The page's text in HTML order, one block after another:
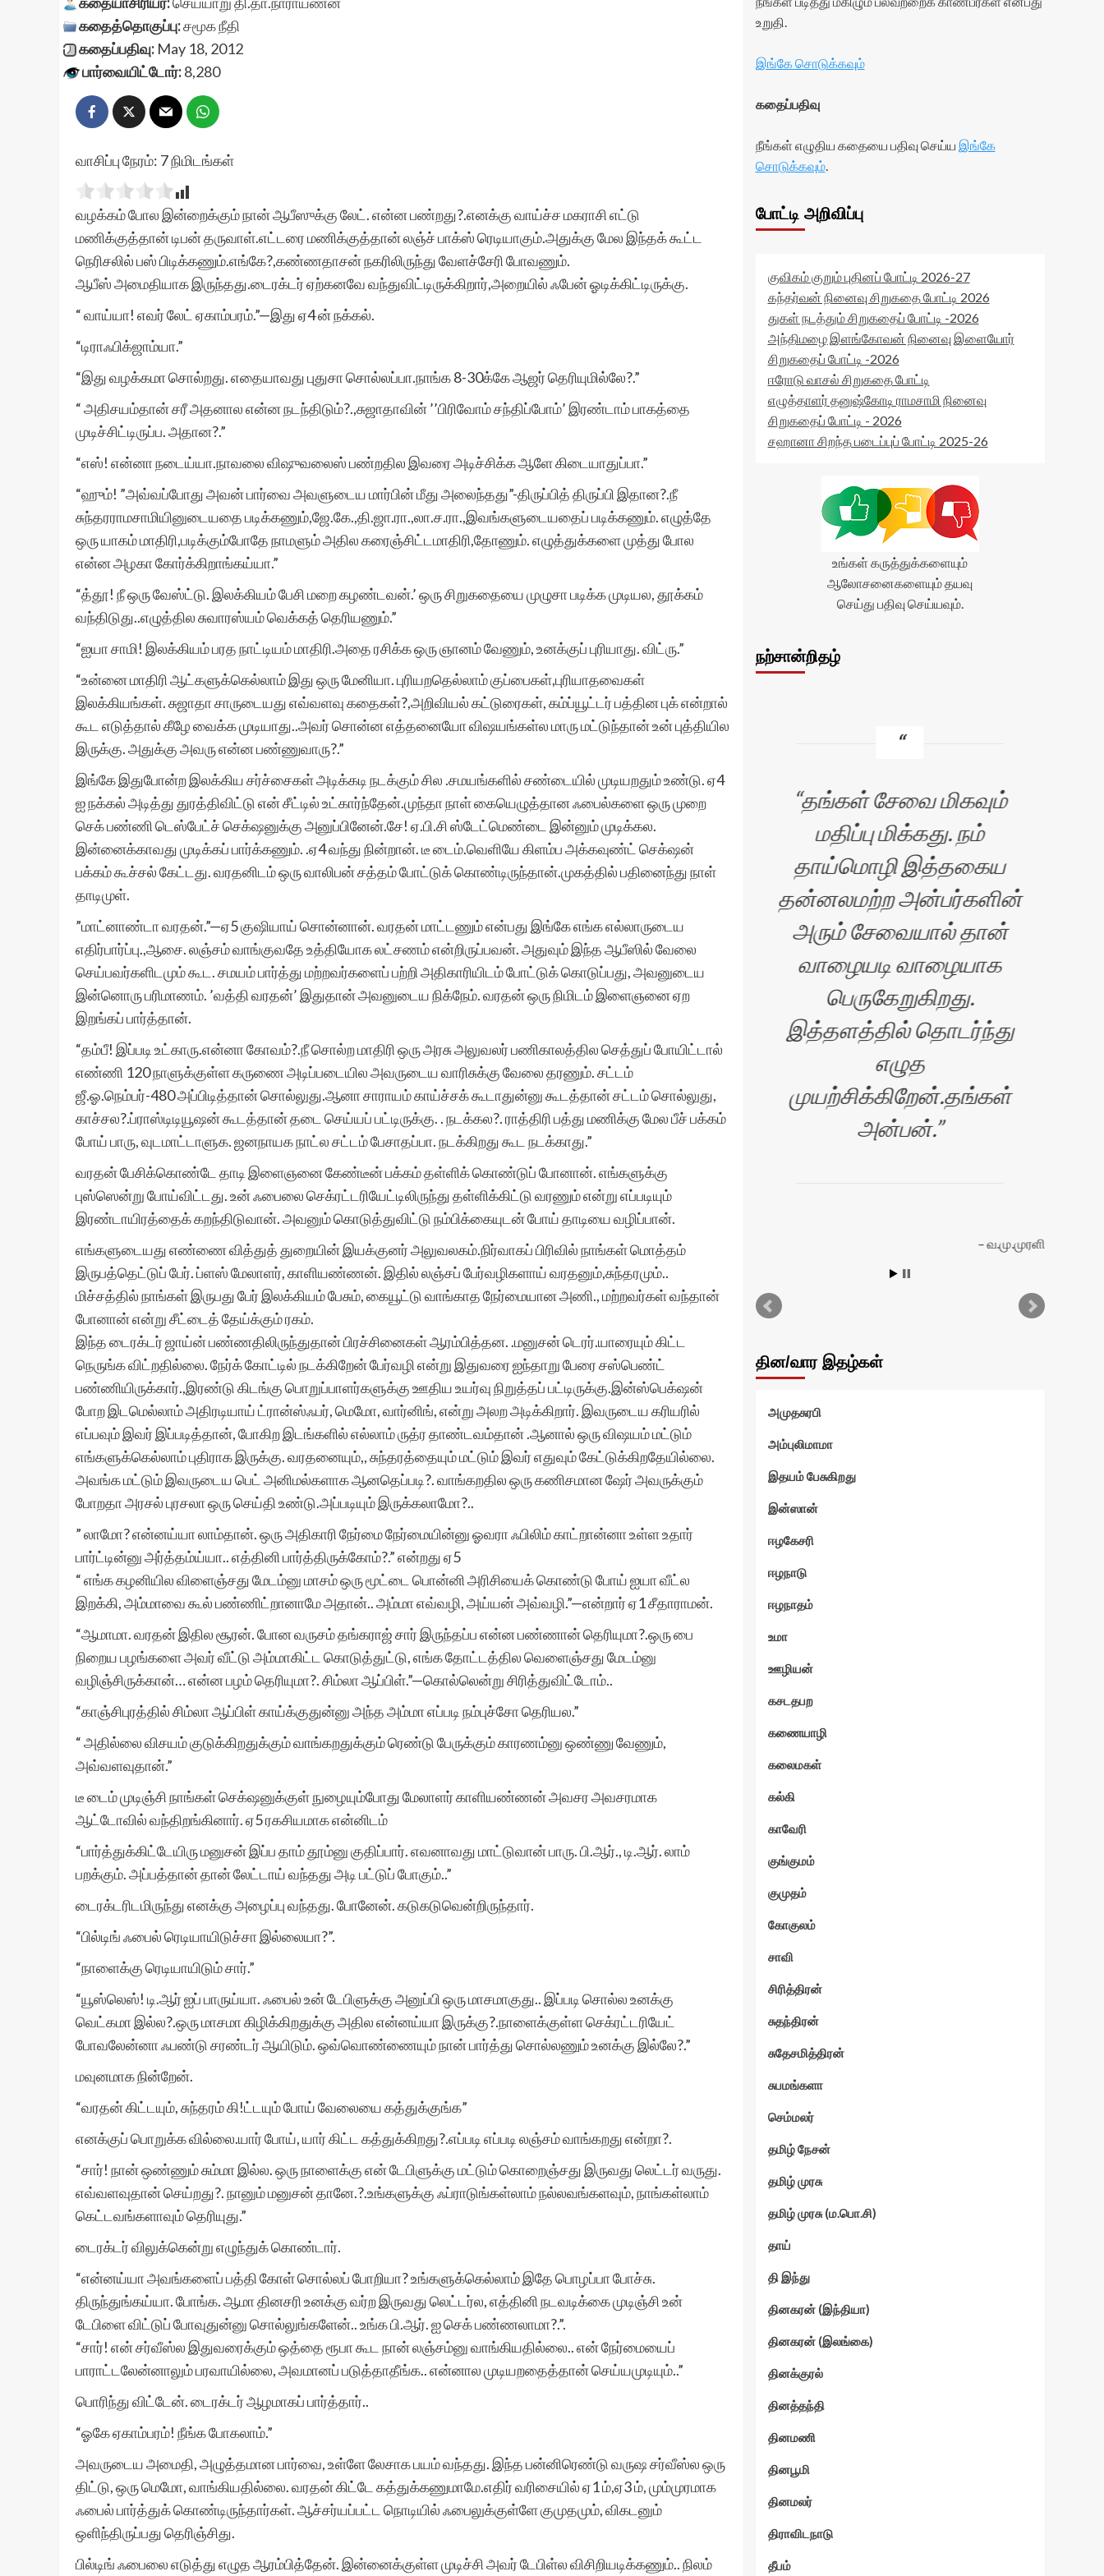
கதைத்தொகுப்பு:சமூக நீதி
கதைப்பதிவு: May 18, 2012
பார்வையிட்டோர்:8,280
வாசிப்பு நேரம்: 7நிமிடங்கள்
வழக்கம் போல இன்றைக்கும் நான் ஆபீஸுக்கு லேட். என்ன பண்றது?.எனக்கு வாய்ச்ச மகராசி எட்டு
மணிக்குத்தான் டிபன் தருவாள்.எட்டரை மணிக்குத்தான் லஞ்ச் பாக்ஸ் ரெடியாகும்.அதுக்கு மேல இந்தக் கூட்ட
நெரிசலில் பஸ் பிடிக்கணும்.எங்கே?,கண்ணதாசன் நகரிலிருந்து வேளச்சேரி போவணும்.
ஆபீஸ் அமைதியாக இருந்தது.டைரக்டர் ஏற்கனவே வந்துவிட்டிருக்கிறார்,அறையில் ஃபேன் ஓடிக்கிட்டிருக்கு.
“ வாய்யா! எவர் லேட் ஏகாம்பரம்.”—இது ஏ4 ன் நக்கல்.
“டிராஃபிக்ஜாம்யா.”
“இது வழக்கமா சொல்றது. எதையாவது புதுசா சொல்லப்பா.நாங்க 8-30க்கே ஆஜர் தெரியுமில்லே?.”
“ அதிசயம்தான் சரீ அதனால என்ன நடந்திடும்?.,சுஜாதாவின் ’’பிரிவோம் சந்திப்போம்’ இரண்டாம் பாகத்தை
முடிச்சிட்டிருப்ப. அதான?.”
“எஸ்! என்னா நடைய்யா.நாவலை விஷுவலைஸ் பண்றதில இவரை அடிச்சிக்க ஆளே கிடையாதுப்பா.”
“ஹும்! ”அவ்வப்போது அவன் பார்வை அவளுடைய மார்பின் மீது அலைந்தது”-திருப்பித் திருப்பி இதான?.நீ
சுந்தரராமசாமியினுடையதை படிக்கணும்,ஜே.கே.,தி.ஜா.ரா.,லா.ச.ரா.,இவங்களுடையதைப் படிக்கணும். எழுத்தே
ஒரு யாகம் மாதிரி,படிக்கும்போதே நாமளும் அதில கரைஞ்சிட்டமாதிரி,தோணும். எழுத்துக்களை முத்து போல
என்ன அழகா கோர்க்கிறாங்கய்யா.”
“த்தூ! நீ ஒரு வேஸ்ட்டு. இலக்கியம் பேசி மறை கழண்டவன்.’ ஒரு சிறுகதையை முழுசா படிக்க முடியல, தூக்கம்
வந்திடுது..எழுத்தில சுவாரஸ்யம் வெக்கத் தெரியணும்.”
“ஐயா சாமி! இலக்கியம் பரத நாட்டியம் மாதிரி.அதை ரசிக்க ஒரு ஞானம் வேணும், உனக்குப் புரியாது. விட்ரு.”
“உன்னை மாதிரி ஆட்களுக்கெல்லாம் இது ஒரு மேனியா. புரியறதெல்லாம் குப்பைகள்,புரியாதவைகள்
இலக்கியங்கள். சுஜாதா சாருடையது எவ்வளவு கதைகள்?,அறிவியல் கட்டுரைகள், கம்ப்யூட்டர் பத்தின புக் என்றால்
கூட எடுத்தால் கீழே வைக்க முடியாது..அவர் சொன்ன எத்தனையோ விஷயங்கள்ல மாரு மட்டுந்தான் உன் புத்தியில
இருக்கு. அதுக்கு அவரு என்ன பண்ணுவாரு?.”
இங்கே இதுபோன்ற இலக்கிய சர்ச்சைகள் அடிக்கடி நடக்கும் சில .சமயங்களில் சண்டையில் முடியறதும் உண்டு. ஏ4
ஐ நக்கல் அடித்து துரத்திவிட்டு என் சீட்டில் உட்கார்ந்தேன்.முந்தா நாள் கையெழுத்தான ஃபைல்களை ஒரு முறை
செக் பண்ணி டெஸ்பேட்ச் செக்‌ஷனுக்கு அனுப்பினேன்.சே! ஏ.பி.சி ஸ்டேட்மெண்டை இன்னும் முடிக்கல.
இன்னைக்காவது முடிக்கப் பார்க்கணும். .ஏ4 வந்து நின்றான். டீ டைம்.வெளியே கிளம்ப அக்கவுண்ட் செக்‌ஷன்
பக்கம் கூச்சல் கேட்டது. வரதனிடம் ஒரு வாலிபன் சத்தம் போட்டுக் கொண்டிருந்தான்.முகத்தில் பதினைந்து நாள்
தாடிமுள்.
”மாட்னாண்டா வரதன்.”—ஏ5 குஷியாய் சொன்னான். வரதன் மாட்டணும் என்பது இங்கே எங்க எல்லாருடைய
எதிர்பார்ப்பு.,ஆசை. லஞ்சம் வாங்குவதே உத்தியோக லட்சணம் என்றிருப்பவன். அதுவும் இந்த ஆபீஸில் வேலை
செய்பவர்களிடமும் கூட. சமயம் பார்த்து மற்றவர்களைப் பற்றி அதிகாரியிடம் போட்டுக் கொடுப்பது, அவனுடைய
இன்னொரு பரிமாணம். ’வத்தி வரதன்’ இதுதான் அவனுடைய நிக்நேம். வரதன் ஒரு நிமிடம் இளைஞனை ஏற
இறங்கப் பார்த்தான்.
“தம்பீ! இப்படி உட்காரு.என்னா கோவம்?.நீ சொல்ற மாதிரி ஒரு அரசு அலுவலர் பணிகாலத்தில செத்துப் போயிட்டால்
எண்ணி 120 நாளுக்குள்ள கருணை அடிப்படையில அவருடைய வாரிசுக்கு வேலை தரணும். சட்டம்
ஜீ.ஓ.நெம்பர்-480 அப்பிடித்தான் சொல்லுது.ஆனா சாராயம் காய்ச்சக் கூடாதுன்னு கூடத்தான் சட்டம் சொல்லுது,
காச்சல?.ப்ராஸ்டிடியூஷன் கூடத்தான் தடை செய்யப் பட்டிருக்கு. . நடக்கல?. ராத்திரி பத்து மணிக்கு மேல பீச் பக்கம்
போய் பாரு, வுடமாட்டாளுக. ஜனநாயக நாட்ல சட்டம் பேசாதப்பா. நடக்கிறது கூட நடக்காது.”
வரதன் பேசிக்கொண்டே தாடி இளைஞனை கேண்டீன் பக்கம் தள்ளிக் கொண்டுப் போனான். எங்களுக்கு
புஸ்ஸென்று போய்விட்டது. உன் ஃபைலை செக்ரட்டரியேட்டிலிருந்து தள்ளிக்கிட்டு வரணும் என்று எப்படியும்
இரண்டாயிரத்தைக் கறந்திடுவான். அவனும் கொடுத்துவிட்டு நம்பிக்கையுடன் போய் தாடியை வழிப்பான்.
எங்களுடையது எண்ணை வித்துத் துறையின் இயக்குனர் அலுவலகம்.நிர்வாகப் பிரிவில் நாங்கள் மொத்தம்
இருபத்தெட்டுப் பேர். ப்ளஸ் மேலாளர், காளியண்ணன். இதில் லஞ்சப் பேர்வழிகளாய் வரதனும்,சுந்தரமும்..
மிச்சத்தில் நாங்கள் இருபது பேர் இலக்கியம் பேசும், கையூட்டு வாங்காத நேர்மையான அணி., மற்றவர்கள் வந்தான்
போனான் என்று சீட்டைத் தேய்க்கும் ரகம்.
இந்த டைரக்டர் ஜாய்ன் பண்ணதிலிருந்துதான் பிரச்சினைகள் ஆரம்பித்தன. .மனுசன் டெரர்.யாரையும் கிட்ட
நெருங்க விட்றதில்லை. நேர்க் கோட்டில் நடக்கிறேன் பேர்வழி என்று இதுவரை ஐந்தாறு பேரை சஸ்பெண்ட்
பண்ணியிருக்கார்.,இரண்டு கிடங்கு பொறுப்பாளர்களுக்கு ஊதிய உயர்வு நிறுத்தப் பட்டிருக்கு.இன்ஸ்பெக்‌ஷன்
போற இடமெல்லாம் அதிரடியாய் ட்ரான்ஸ்ஃபர், மெமோ, வார்னிங், என்று அலற அடிக்கிறார். இவருடைய கரியரில்
எப்பவும் இவர் இப்படித்தான், போகிற இடங்களில் எல்லாம் ருத்ர தாண்டவம்தான் .ஆனால் ஒரு விஷயம் மட்டும்
எங்களுக்கெல்லாம் புதிராக இருக்கு. வரதனையும்,, சுந்தரத்தையும் மட்டும் இவர் எதுவும் கேட்டுக்கிறதேயில்லை.
அவங்க மட்டும் இவருடைய பெட் அனிமல்களாக ஆனதெப்படி?. வாங்கறதில ஒரு கணிசமான ஷேர் அவருக்கும்
போறதா அரசல் புரசலா ஒரு செய்தி உண்டு.அப்படியும் இருக்கலாமோ?..
” லாமோ? என்னய்யா லாம்தான். ஒரு அதிகாரி நேர்மை நேர்மையின்னு ஓவரா ஃபிலிம் காட்றான்னா உள்ள உதார்
பார்ட்டின்னு அர்த்தம்ய்யா.. எத்தினி பார்த்திருக்கோம்?.” என்றது ஏ5
“ எங்க கழனியில விளைஞ்சது மேடம்னு மாசம் ஒரு மூட்டை பொன்னி அரிசியைக் கொண்டு போய் ஐயா வீட்ல
இறக்கி, அம்மாவை கூல் பண்ணிட்றானாமே அதான்.. அம்மா எவ்வழி, அய்யன் அவ்வழி.”—என்றார் ஏ1 சீதாராமன்.
“ஆமாமா. வரதன் இதில சூரன். போன வருசம் தங்கராஜ் சார் இருந்தப்ப என்ன பண்ணான் தெரியுமா?.ஒரு பை
நிறைய பழங்களை அவர் வீட்டு அம்மாகிட்ட கொடுத்துட்டு, எங்க தோட்டத்தில வெளைஞ்சது மேடம்னு
வழிஞ்சிருக்கான்… என்ன பழம் தெரியுமா?. சிம்லா ஆப்பிள்.”—கொல்லென்று சிரித்துவிட்டோம்..
“காஞ்சிபுரத்தில் சிம்லா ஆப்பிள் காய்க்குதுன்னு அந்த அம்மா எப்படி நம்புச்சோ தெரியல.”
“ அதில்லை விசயம் குடுக்கிறதுக்கும் வாங்கறதுக்கும் ரெண்டு பேருக்கும் காரணம்னு ஒண்ணு வேணும்,
அவ்வளவுதான்.”
டீ டைம் முடிஞ்சி நாங்கள் செக்‌ஷனுக்குள் நுழையும்போது மேலாளர் காளியண்ணன் அவசர அவசரமாக
ஆட்டோவில் வந்திறங்கினார். ஏ5 ரகசியமாக என்னிடம்
“பார்த்துக்கிட்டேயிரு மனுசன் இப்ப தாம் தூம்னு குதிப்பார். எவனாவது மாட்டுவான் பாரு. பி.ஆர்., டி.ஆர். லாம்
பறக்கும். அப்பத்தான் தான் லேட்டாய் வந்தது அடி பட்டுப் போகும்..”
டைரக்டரிடமிருந்து எனக்கு அழைப்பு வந்தது. போனேன். கடுகடுவென்றிருந்தார்.
“பில்டிங் ஃபைல் ரெடியாயிடுச்சா இல்லையா?”.
“நாளைக்கு ரெடியாயிடும் சார்.”
“யூஸ்லெஸ்! டி.ஆர் ஐப் பாருய்யா. ஃபைல் உன் டேபிளுக்கு அனுப்பி ஒரு மாசமாகுது.. இப்படி சொல்ல உனக்கு
வெட்கமா இல்ல?.ஒரு மாசமா கிழிக்கிறதுக்கு அதில என்னய்யா இருக்கு?.நாளைக்குள்ள செக்ரட்டரியேட்
போவலேன்னா ஃபண்டு சரண்டர் ஆயிடும். ஒவ்வொண்ணையும் நான் பார்த்து சொல்லணும் உனக்கு இல்லே?.”
மவுனமாக நின்றேன்.
“வரதன் கிட்டயும், சுந்தரம் கி!ட்டயும் போய் வேலையை கத்துக்குங்க”
எனக்குப் பொறுக்க வில்லை.யார் போய், யார் கிட்ட கத்துக்கிறது?.எப்படி எப்படி லஞ்சம் வாங்கறது என்றா?.
“சார்! நான் ஒண்ணும் சும்மா இல்ல. ஒரு நாளைக்கு என் டேபிளுக்கு மட்டும் கொறைஞ்சது இருவது லெட்டர் வருது.
எவ்வளவுதான் செய்றது?. நானும் மனுசன் தானே.?.உங்களுக்கு ஃப்ராடுங்கள்லாம் நல்லவங்களவும், நாங்கள்லாம்
கெட்டவங்களாவும் தெரியுது.”
டைரக்டர் விலுக்கென்று எழுந்துக் கொண்டார்.
“என்னய்யா அவங்களைப் பத்தி கோள் சொல்லப் போறியா? உங்களுக்கெல்லாம் இதே பொழப்பா போச்சு.
திருந்துங்கய்யா. போங்க. ஆமா தினசரி உனக்கு வர்ற இருவது லெட்டர்ல, எத்தினி நடவடிக்கை முடிஞ்சி உன்
டேபிளை விட்டுப் போவுதுன்னு சொல்லுங்களேன்.. உங்க பி.ஆர். ஐ செக் பண்ணலாமா?.”.
“சார்! என் சர்வீஸ்ல இதுவரைக்கும் ஒத்தை ரூபா கூட நான் லஞ்சம்னு வாங்கியதில்லை.. என் நேர்மையைப்
பாராட்டலேன்னாலும் பரவாயில்லை, அவமானப் படுத்தாதீங்க.. என்னால முடியறதைத்தான் செய்யமுடியும்..”
பொரிந்து விட்டேன். டைரக்டர் ஆழமாகப் பார்த்தார்..
“ஓகே ஏகாம்பரம்! நீங்க போகலாம்.”
அவருடைய அமைதி, அழுத்தமான பார்வை, உள்ளே லேசாக பயம் வந்தது. இந்த பன்னிரெண்டு வருஷ சர்வீஸ்ல ஒரு
திட்டு, ஒரு மெமோ, வாங்கியதில்லை. வரதன் கிட்டே கத்துக்கணுமாமே.எதிர் வரிசையில் ஏ1 ம்,ஏ3 ம், மும்முரமாக
ஃபைல் பார்த்துக் கொண்டிருந்தார்கள். ஆச்சர்யப்பட்ட நொடியில் ஃபைலுக்குள்ளே குமுதமும், விகடனும்
ஒளிந்திருப்பது தெரிஞ்சிது.
பில்டிங் ஃபைலை எடுத்து எழுத ஆரம்பித்தேன். இன்னைக்குள்ள முடிச்சி அவர் டேபிள்ல விசிறியடிக்கணும்.. நிலம்
உறுதி.
இங்கே சொடுக்கவும்
கதைப்பதிவு
நீங்கள் எழுதிய கதையை பதிவு செய்ய இங்கே
சொடுக்கவும்.
போட்டி அறிவிப்பு
குவிகம் குறும் புதினப் போட்டி 2026-27
கந்தர்வன் நினைவு சிறுகதை போட்டி 2026
துகள் நடத்தும் சிறுகதைப் போட்டி -2026
அந்திமழை இளங்கோவன் நினைவு இளையோர்
சிறுகதைப் போட்டி -2026
ஈரோடு வாசல் சிறுகதை போட்டி
எழுத்தாளர் தனுஷ்கோடி ராமசாமி நினைவு
சிறுகதைப் போட்டி - 2026
சஹானா சிறந்த படைப்புப் போட்டி 2025-26
உங்கள் கருத்துக்களையும்
ஆலோசனைகளையும் தயவு
செய்து பதிவு செய்யவும்.
நற்சான்றிதழ்
உலகில் அற்புதங்கள்
எப்போதாவதுதான் நிகழும்.
அப்படியோர் அற்புதம்
நிகழ்ந்திருக்கிறது,
சிறுகதைகள்
இணையதளம்
படைப்பாளர்களின்
படைப்புகளையும் ஒரே
இடத்தில் பார்க்கும்
வாய்ப்பை
உருவாக்கியமைக்கு
வாழ்த்தும் நன்றியும்.
தங்கள் சேவை மிகவும்
மதிப்பு மிக்கது. நம்
தாய்மொழி இத்தகைய
தன்னலமற்ற அன்பர்களின்
அரும் சேவையால் தான்
வாழையடி வாழையாக
பெருகேறுகிறது.
இத்தளத்தில் தொடர்ந்து
எழுத
முயற்சிக்கிறேன்.தங்கள்
அன்பன்.
வ.மு.முரளி
தின/வார இதழ்கள்
அமுதசுரபி
அம்புலிமாமா
இதயம் பேசுகிறது
இன்ஸான்
ஈழகேசரி
ஈழநாடு
ஈழநாதம்
உமா
ஊழியன்
கசடதபற
கணையாழி
கலைமகள்
கல்கி
காவேரி
குங்குமம்
குமுதம்
கோகுலம்
சாவி
சிரித்திரன்
சுதந்திரன்
சுதேசமித்திரன்
சுபமங்களா
செம்மலர்
தமிழ் நேசன்
தமிழ் முரசு
தமிழ் முரசு (ம.பொ.சி)
தாய்
தி இந்து
தினகரன் (இந்தியா)
தினகரன் (இலங்கை)
தினக்குரல்
தினத்தந்தி
தினமணி
தினபூமி
தினமலர்
திராவிடநாடு
தீபம்